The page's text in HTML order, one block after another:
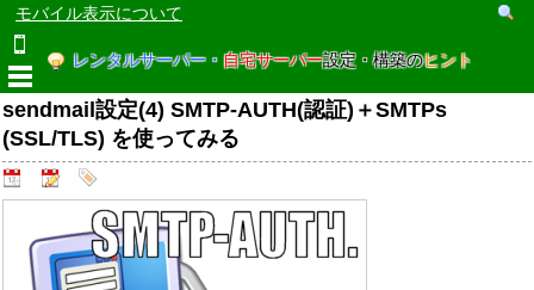
モバイル表示について
レンタルサーバー・ 自宅サーバー設定・構築のヒント
sendmail設定(4) SMTP-AUTH(認証)＋SMTPs
(SSL/TLS) を使ってみる